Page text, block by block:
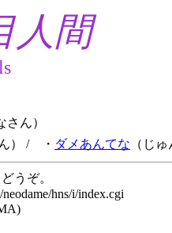
人間
さん）
） / ・ ダメあんてな （じ
うぞ。
hns/i/index.cgi